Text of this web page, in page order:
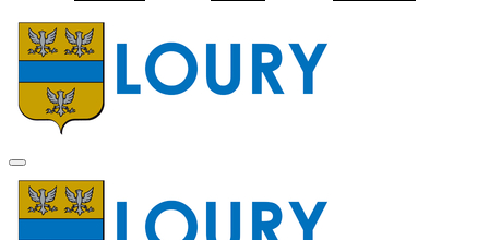
MENU
PRINCIPAL